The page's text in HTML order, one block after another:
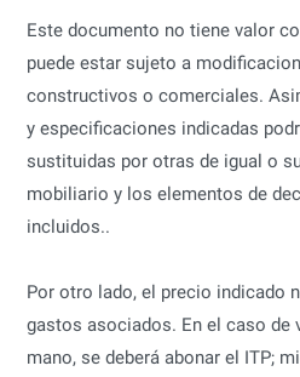
Este documento no tiene valor
puede estar sujeto a
constructivos o comerciales.
y especificaciones indicadas
sustituidas por otras de igual o
mobiliario y los elementos de
incluidos..
Por otro lado, el precio indicado
gastos asociados. En el caso de
mano, se deberá abonar el ITP;